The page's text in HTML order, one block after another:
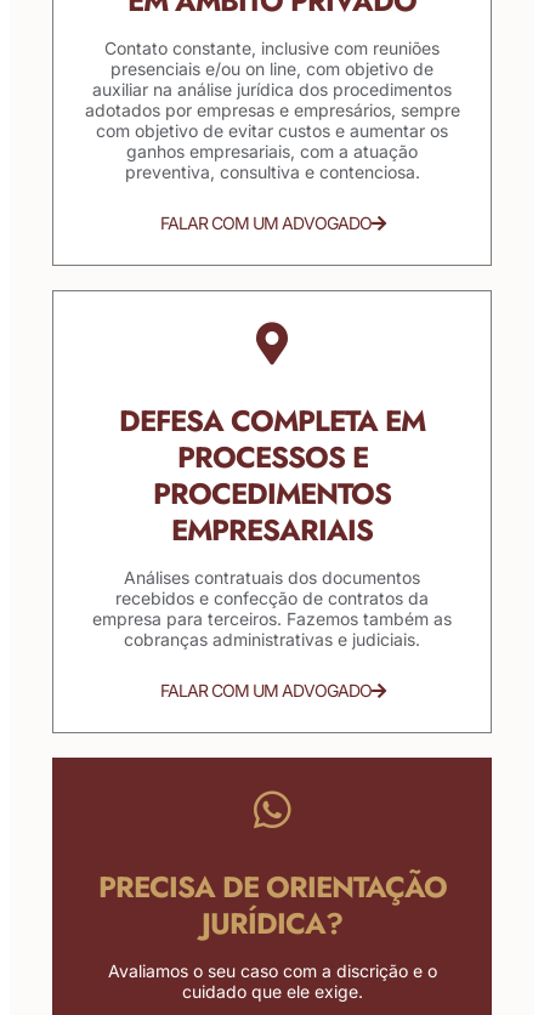
Contato constante, inclusive com reuniões
presenciais e/ou on line, com objetivo de
auxiliar na análise jurídica dos procedimentos
adotados por empresas e empresários, sempre
com objetivo de evitar custos e aumentar os
ganhos empresariais, com a atuação
preventiva, consultiva e contenciosa.
FALAR COM UM ADVOGADO
DEFESA COMPLETA EM
PROCESSOS E
PROCEDIMENTOS
EMPRESARIAIS
Análises contratuais dos documentos
recebidos e confecção de contratos da
empresa para terceiros. Fazemos também as
cobranças administrativas e judiciais.
FALAR COM UM ADVOGADO
PRECISA DE ORIENTAÇÃO
JURÍDICA?
Avaliamos o seu caso com a discrição e o
cuidado que ele exige.